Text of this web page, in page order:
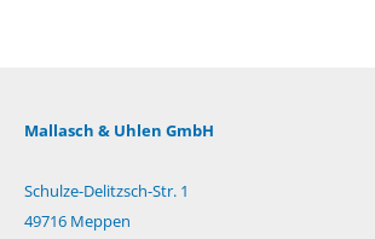
Mallasch & Uhlen GmbH
Schulze-Delitzsch-Str. 1
49716 Meppen